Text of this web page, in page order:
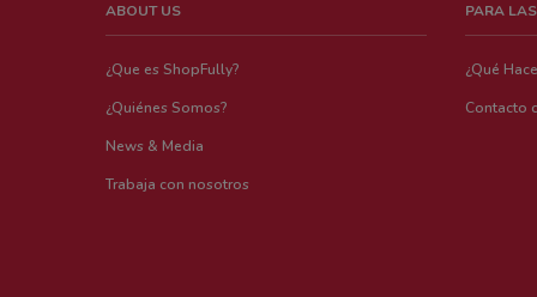
ABOUT US
¿Que es ShopFully?
¿Quiénes Somos?
News & Media
Trabaja con nosotros
PARA
¿Qué
Contacto